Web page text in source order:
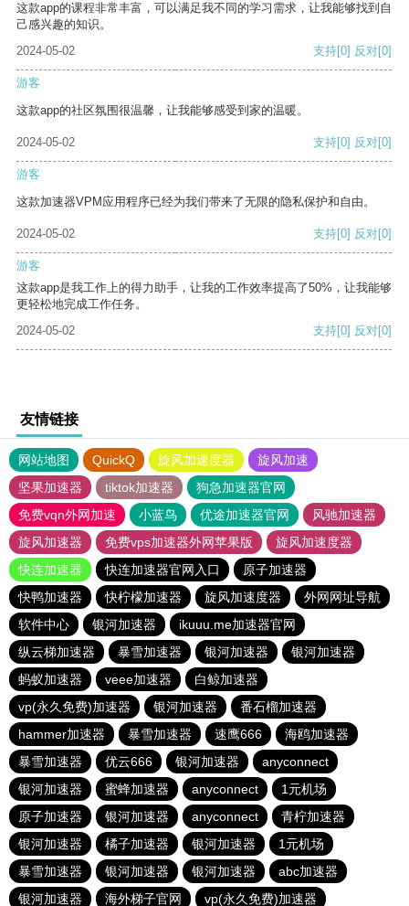
这款app的课程非常丰富，可以满足我不同的学习需求，让我能够找到自
己感兴趣的知识。
2024-05-02
支持[0] 反对[0]
游客
这款app的社区氛围很温馨，让我能够感受到家的温暖。
2024-05-02 支持[0] 反对[0]
游客
这款加速器VPM应用程序已经为我们带来了无限的隐私保护和自由。
2024-05-02 支持[0] 反对[0]
游客
这款app是我工作上的得力助手，让我的工作效率提高了50%，让我能够
更轻松地完成工作任务。
2024-05-02
支持[0] 反对[0]
友情链接
网站地图 QuickQ 旋风加速度器
旋风加速
坚果加速器
tiktok加速器
狗急加速器官网
免费vqn外网加速
小蓝鸟 优途加速器官网
风驰加速器
旋风加速器
免费vps加速器外网苹果版
旋风加速度器
快连加速器
快连加速器官网入口
原子加速器
快鸭加速器
快柠檬加速器 旋风加速度器
外网网址导航
软件中心
银河加速器
ikuuu.me加速器官网
纵云梯加速器
暴雪加速器 银河加速器
银河加速器
蚂蚁加速器
veee加速器
白鲸加速器
vp(永久免费)加速器
银河加速器
番石榴加速器
hammer加速器
暴雪加速器 速鹰666
海鸥加速器
暴雪加速器
优云666 银河加速器
anyconnect
银河加速器
蜜蜂加速器 anyconnect
1元机场
原子加速器
银河加速器 anyconnect
青柠加速器
银河加速器
橘子加速器 银河加速器
1元机场
暴雪加速器
银河加速器 银河加速器
abc加速器
银河加速器
海外梯子官网 vp(永久免费)加速器